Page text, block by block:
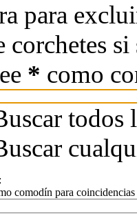
para
corchetes
* como
todos
comodín para coincidencias